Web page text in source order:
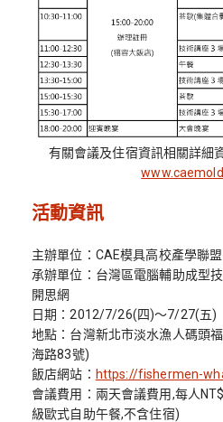
有關會議及住宿資訊相關詳細
活動資訊
主辦單位：CAE模具高校產學聯盟
承辦單位：台灣區電腦輔助成型
開思網
日期：2012/7/26(四)～7/27(五)
地點：台灣新北市淡水漁人碼頭
海路83號)
飯店網站： https://fishermen-
會議費用：兩天會議費用,每人
級歐式自助午餐,不含住宿)